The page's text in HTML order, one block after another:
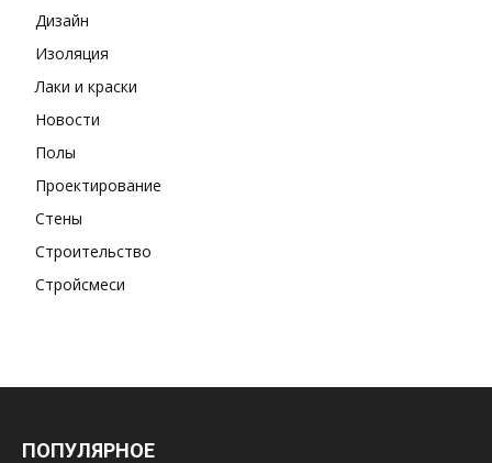
Дизайн
Изоляция
Лаки и краски
Новости
Полы
Проектирование
Стены
Строительство
Стройсмеси
ПОПУЛЯРНОЕ